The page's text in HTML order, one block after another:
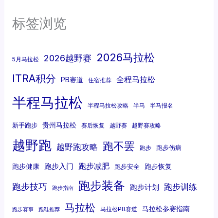
标签浏览
5月马拉松 2026越野赛 2026马拉松
ITRA积分 PB赛道 住宿推荐 全程马拉松
半程马拉松 半程马拉松攻略 半马 半马报名
新手跑步 贵州马拉松 赛后恢复 越野赛 越野赛攻略
越野跑 越野跑攻略 跑不罢 跑步 跑步伤病
跑步健康 跑步入门 跑步减肥 跑步安全 跑步恢复
跑步技巧 跑步指南 跑步装备 跑步计划 跑步训练
跑步赛事 跑鞋推荐 马拉松 马拉松PB赛道 马拉松参赛指南